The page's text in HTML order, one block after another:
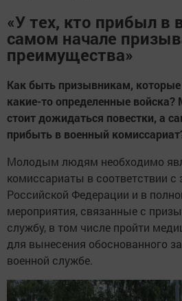
«У тех, кто прибыл в
самом начале
преимущества»
Как быть призывникам, которые
какие-то определенные
стоит дожидаться повестки, а
прибыть в военный
Молодым людям необходимо
комиссариаты в соответствии с
Российской Федерации и в
мероприятия, связанные с
службу, в том числе пройти
для вынесения обоснованного
военной службе.